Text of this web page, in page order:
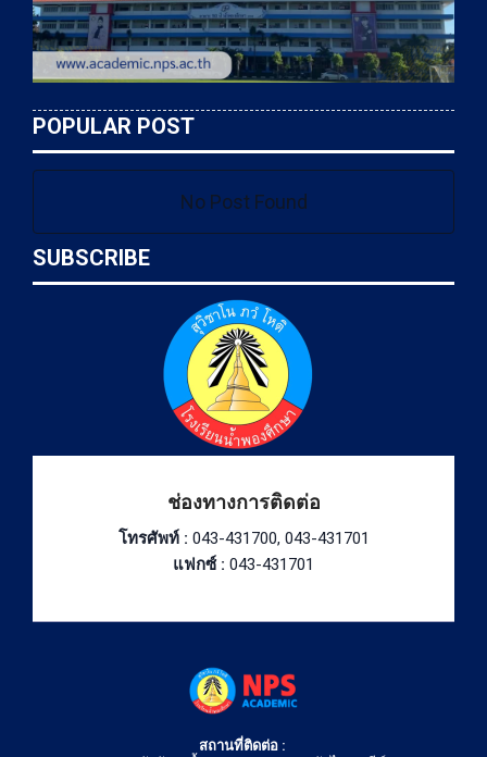
POPULAR POST
No Post Found
SUBSCRIBE
ช่องทางการติดต่อ
โทรศัพท์ : 043-431700, 043-431701
แฟกซ์ : 043-431701
สถานที่ติดต่อ :